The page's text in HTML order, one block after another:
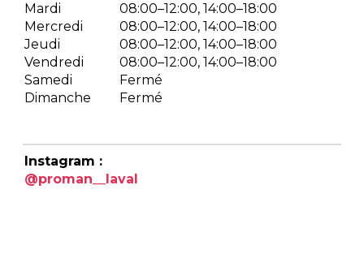
Mardi
08:00–12:00, 14:00–18:00
Mercredi
08:00–12:00, 14:00–18:00
Jeudi
08:00–12:00, 14:00–18:00
Vendredi
08:00–12:00, 14:00–18:00
Samedi
Fermé
Dimanche
Fermé
Instagram :
@proman__laval